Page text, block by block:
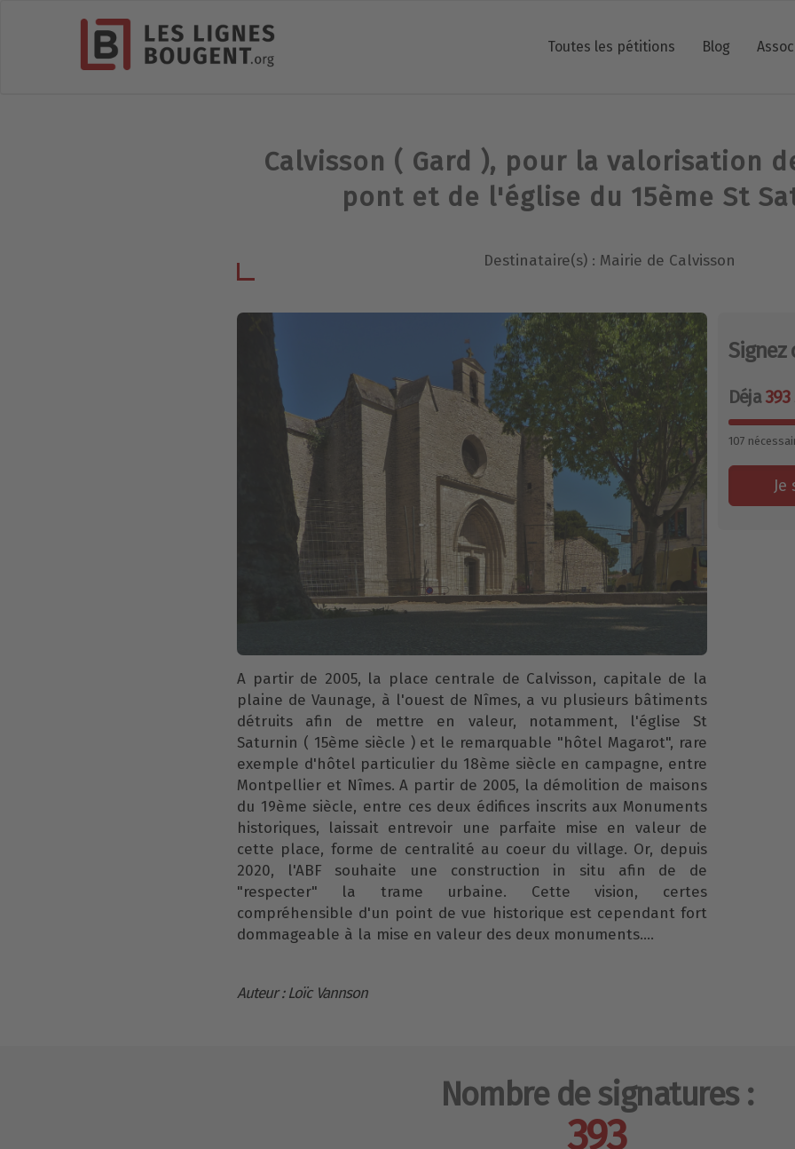
Toutes les pétitions Blog
Calvisson ( Gard ), pour la valorisation
pont et de l'église du 15ème St
Destinataire(s) : Mairie de Calvisson
A partir de 2005, la place centrale de Calvisson, capitale de la
plaine de Vaunage, à l'ouest de Nîmes, a vu plusieurs bâtiments
détruits afin de mettre en valeur, notamment, l'église St
Saturnin ( 15ème siècle ) et le remarquable "hôtel Magarot", rare
exemple d'hôtel particulier du 18ème siècle en campagne, entre
Montpellier et Nîmes. A partir de 2005, la démolition de maisons
du 19ème siècle, entre ces deux édifices inscrits aux Monuments
historiques, laissait entrevoir une parfaite mise en valeur de
cette place, forme de centralité au coeur du village. Or, depuis
2020, l'ABF souhaite une construction in situ afin de de
"respecter" la trame urbaine. Cette vision, certes
compréhensible d'un point de vue historique est cependant fort
dommageable à la mise en valeur des deux monuments....
Auteur : Loïc Vannson
Déja393
107
Nombre de signatures :
393